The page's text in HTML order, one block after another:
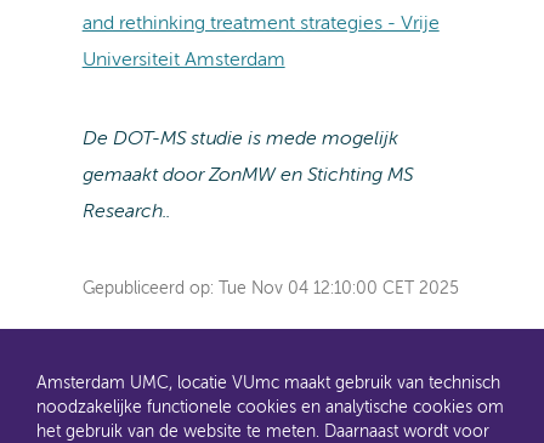
and rethinking treatment strategies - Vrije
Universiteit Amsterdam
De DOT-MS studie is mede mogelijk
gemaakt door ZonMW en Stichting MS
Research..
Gepubliceerd op: Tue Nov 04 12:10:00 CET 2025
Amsterdam UMC, locatie VUmc maakt gebruik van technisch
noodzakelijke functionele cookies en analytische cookies om
het gebruik van de website te meten. Daarnaast wordt voor